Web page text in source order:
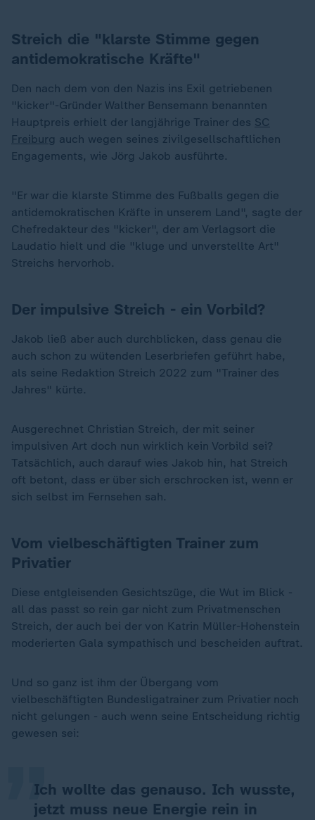
Streich die "klarste Stimme gegen
antidemokratische Kräfte"
Den nach dem von den Nazis ins Exil getriebenen
"kicker"-Gründer Walther Bensemann benannten
Hauptpreis erhielt der langjährige Trainer des SC
Freiburg auch wegen seines zivilgesellschaftlichen
Engagements, wie Jörg Jakob ausführte.
"Er war die klarste Stimme des Fußballs gegen die
antidemokratischen Kräfte in unserem Land", sagte der
Chefredakteur des "kicker", der am Verlagsort die
Laudatio hielt und die "kluge und unverstellte Art"
Streichs hervorhob.
Der impulsive Streich - ein Vorbild?
Jakob ließ aber auch durchblicken, dass genau die
auch schon zu wütenden Leserbriefen geführt habe,
als seine Redaktion Streich 2022 zum "Trainer des
Jahres" kürte.
Ausgerechnet Christian Streich, der mit seiner
impulsiven Art doch nun wirklich kein Vorbild sei?
Tatsächlich, auch darauf wies Jakob hin, hat Streich
oft betont, dass er über sich erschrocken ist, wenn er
sich selbst im Fernsehen sah.
Vom vielbeschäftigten Trainer zum
Privatier
Diese entgleisenden Gesichtszüge, die Wut im Blick -
all das passt so rein gar nicht zum Privatmenschen
Streich, der auch bei der von Katrin Müller-Hohenstein
moderierten Gala sympathisch und bescheiden auftrat.
Und so ganz ist ihm der Übergang vom
vielbeschäftigten Bundesligatrainer zum Privatier noch
nicht gelungen - auch wenn seine Entscheidung richtig
gewesen sei:
Ich wollte das genauso. Ich wusste,
jetzt muss neue Energie rein in
„